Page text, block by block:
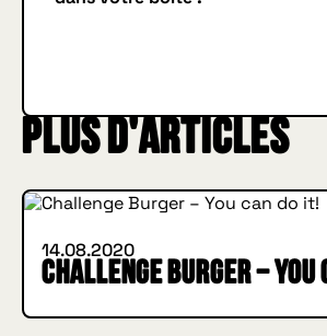
Plus d'articles
IN BURGER WE TRUST
14.08.2020
Challenge Burger – You